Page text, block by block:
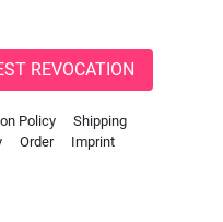
REVOCATION
Policy
Shipping
Order
Imprint